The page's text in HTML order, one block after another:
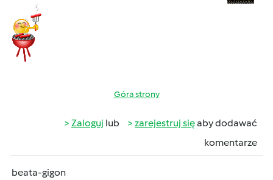
Góra strony
Zaloguj lub zarejestruj sięaby dodawać
komentarze
beata-gigon